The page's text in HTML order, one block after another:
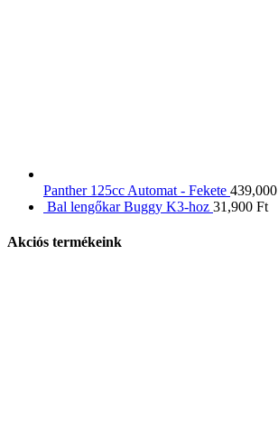
Panther 125cc Automat - Fekete 439,000
Bal lengőkar Buggy K3-hoz 31,900 Ft
Akciós termékeink